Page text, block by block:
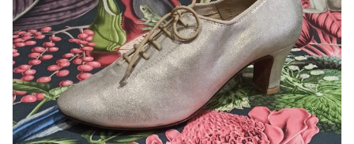
Sceniczne
Tango
Flamenco
Wizytowe
O nas
Gdzie można kupić nasze buty?
Kontakt